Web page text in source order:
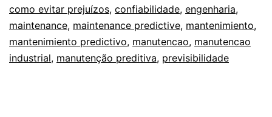
como evitar prejuízos, confiabilidade, engenharia,
maintenance, maintenance predictive, mantenimiento,
mantenimiento predictivo, manutencao, manutencao
industrial, manutenção preditiva, previsibilidade